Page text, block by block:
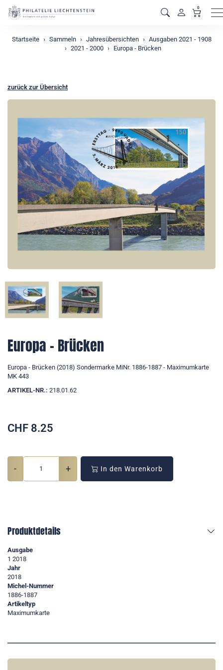
0
Startseite Sammeln Jahresübersichten
Ausgaben 2021 - 1908
2021 - 2000
Europa - Brücken
zurück zur Übersicht
Europa - Brücken
Europa - Brücken (2018) Sondermarke MiNr. 1886-1887 - Maximumkarte
MK 443
ARTIKEL-NR.: 218.01.62
CHF 8.25
- + In den Warenkorb
Produktdetails
Ausgabe
1 2018
Jahr
2018
Michel-Nummer
1886-1887
Artikeltyp
Maximumkarte